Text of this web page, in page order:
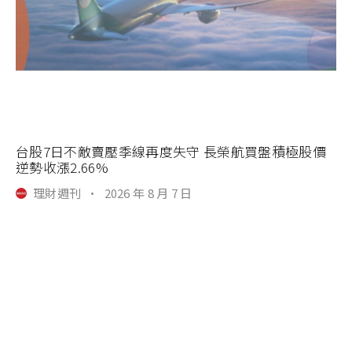
台股7日不敵賣壓季線再度失守 長榮航買盤積極股價
逆勢收漲2.66%
理財週刊 · 2026 年 8 月 7 日